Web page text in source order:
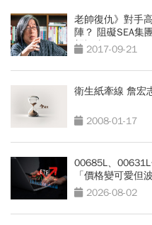
老帥復仇》對手
陣？ 阻礙SEA集
襲蝦皮2017-09-21
衛生紙牽線 詹宏
2008-01-17
00685L、
「價格變可愛但
2026-08-02